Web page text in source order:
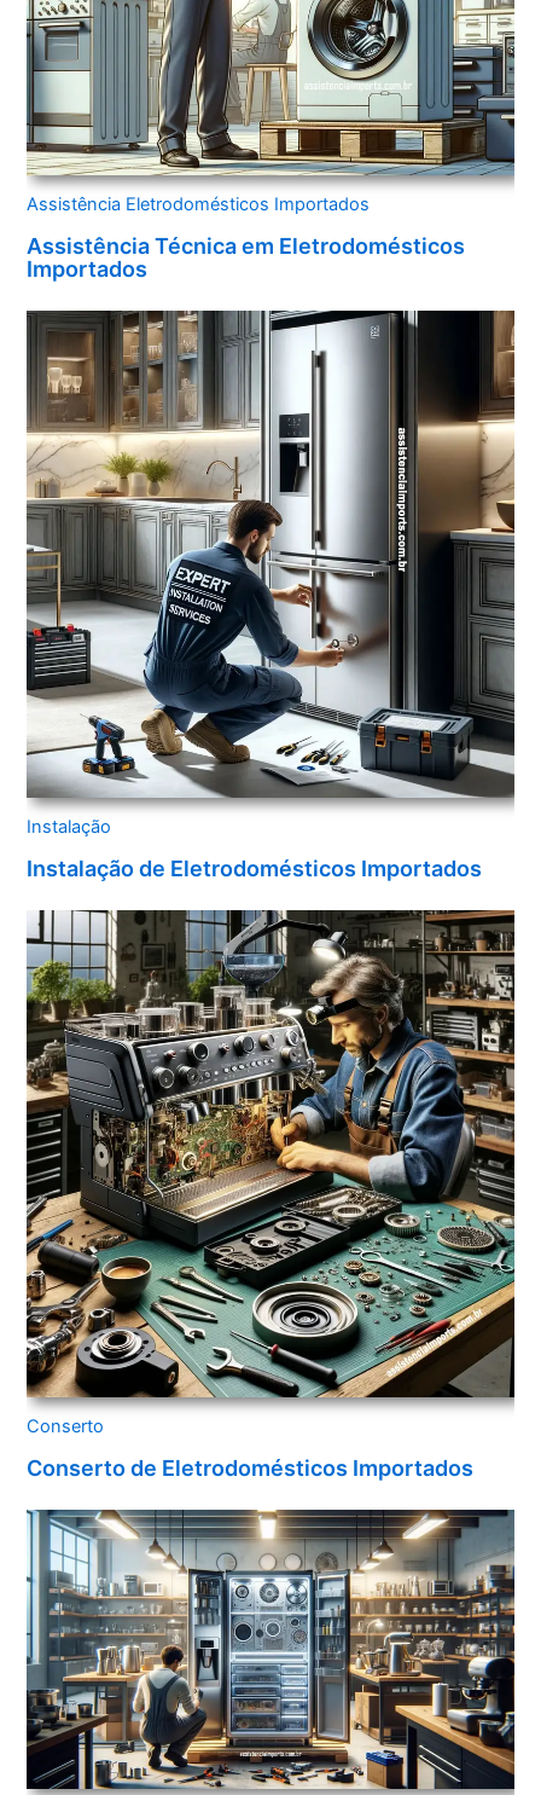
Assistência Eletrodomésticos Importados
Assistência Técnica em Eletrodomésticos
Importados
Instalação
Instalação de Eletrodomésticos Importados
Conserto
Conserto de Eletrodomésticos Importados